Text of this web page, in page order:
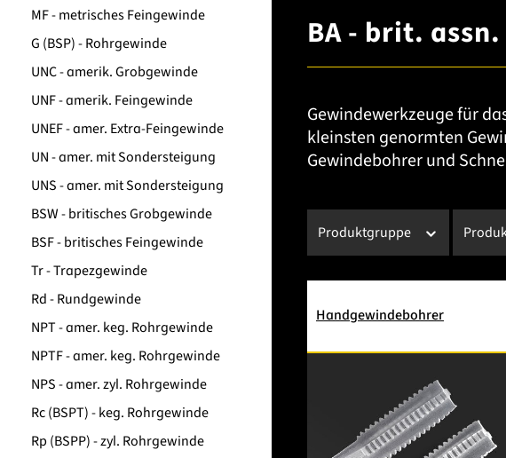
MF - metrisches Feingewinde
G (BSP) - Rohrgewinde
UNC - amerik. Grobgewinde
UNF - amerik. Feingewinde
UNEF - amer. Extra-Feingewinde
UN - amer. mit Sondersteigung
UNS - amer. mit Sondersteigung
BSW - britisches Grobgewinde
BSF - britisches Feingewinde
Tr - Trapezgewinde
Rd - Rundgewinde
NPT - amer. keg. Rohrgewinde
NPTF - amer. keg. Rohrgewinde
NPS - amer. zyl. Rohrgewinde
Rc (BSPT) - keg. Rohrgewinde
Rp (BSPP) - zyl. Rohrgewinde
BA - brit.
Gewindewerkzeuge für
kleinsten genormten
Gewindebohrer und
Produktgruppe
Handgewindebohrer